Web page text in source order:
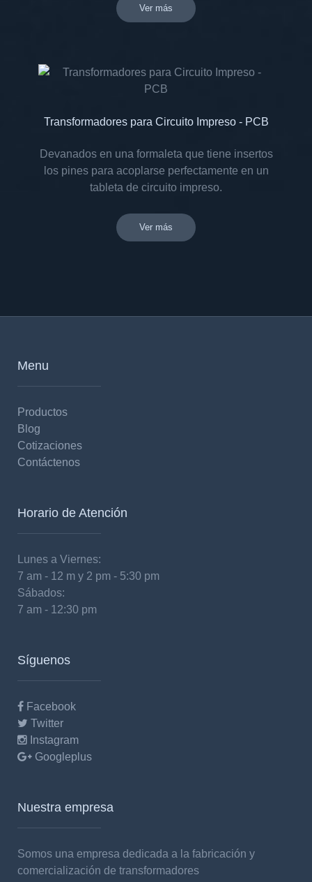
Ver más
Transformadores para Circuito Impreso - PCB
Devanados en una formaleta que tiene insertos
los pines para acoplarse perfectamente en un
tableta de circuito impreso.
Ver más
Menu
Productos
Blog
Cotizaciones
Contáctenos
Horario de Atención
Lunes a Viernes:
7 am - 12 m y 2 pm - 5:30 pm
Sábados:
7 am - 12:30 pm
Síguenos
Facebook
Twitter
Instagram
Googleplus
Nuestra empresa
Somos una empresa dedicada a la fabricación y
comercialización de transformadores